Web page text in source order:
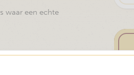
waar een echte